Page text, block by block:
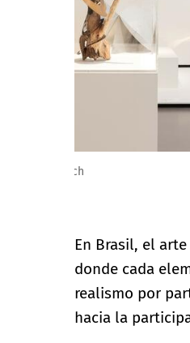
En Brasil, el
donde cada
realismo por
hacia la